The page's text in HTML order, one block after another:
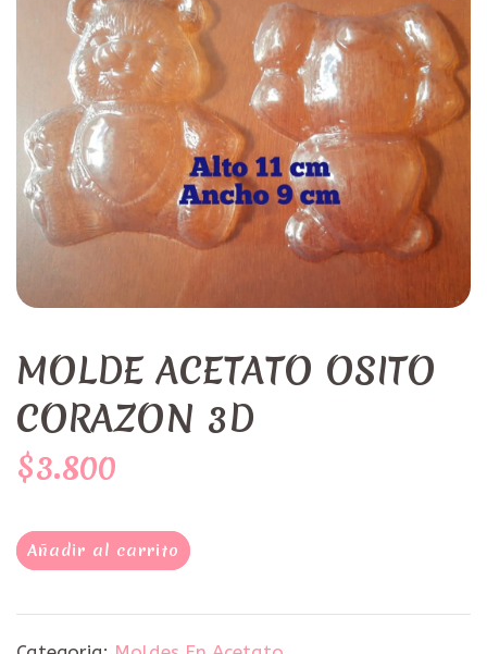
MOLDE ACETATO OSITO
CORAZON 3D
$3.800
Añadir al carrito